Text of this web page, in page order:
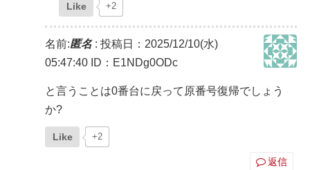
Like +2
名前:匿名: 投稿日：2025/12/10(水)
05:47:40 ID：E1NDg0ODc
と言うことは0番台に戻って原番号復帰でしょう
か?
Like +2
返信